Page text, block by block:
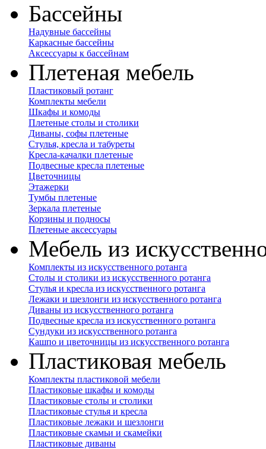
Бассейны
Надувные бассейны
Каркасные бассейны
Аксессуары к бассейнам
Плетеная мебель
Пластиковый ротанг
Комплекты мебели
Шкафы и комоды
Плетеные столы и столики
Диваны, софы плетеные
Стулья, кресла и табуреты
Кресла-качалки плетеные
Подвесные кресла плетеные
Цветочницы
Этажерки
Тумбы плетеные
Зеркала плетеные
Корзины и подносы
Плетеные аксессуары
Мебель из
Комплекты из искусственного ротанга
Столы и столики из искусственного ротанга
Стулья и кресла из искусственного ротанга
Лежаки и шезлонги из искусственного ротанга
Диваны из искусственного ротанга
Подвесные кресла из искусственного ротанга
Сундуки из искусственного ротанга
Кашпо и цветочницы из искусственного ротанга
Пластиковая мебель
Комплекты пластиковой мебели
Пластиковые шкафы и комоды
Пластиковые столы и столики
Пластиковые стулья и кресла
Пластиковые лежаки и шезлонги
Пластиковые скамьи и скамейки
Пластиковые диваны